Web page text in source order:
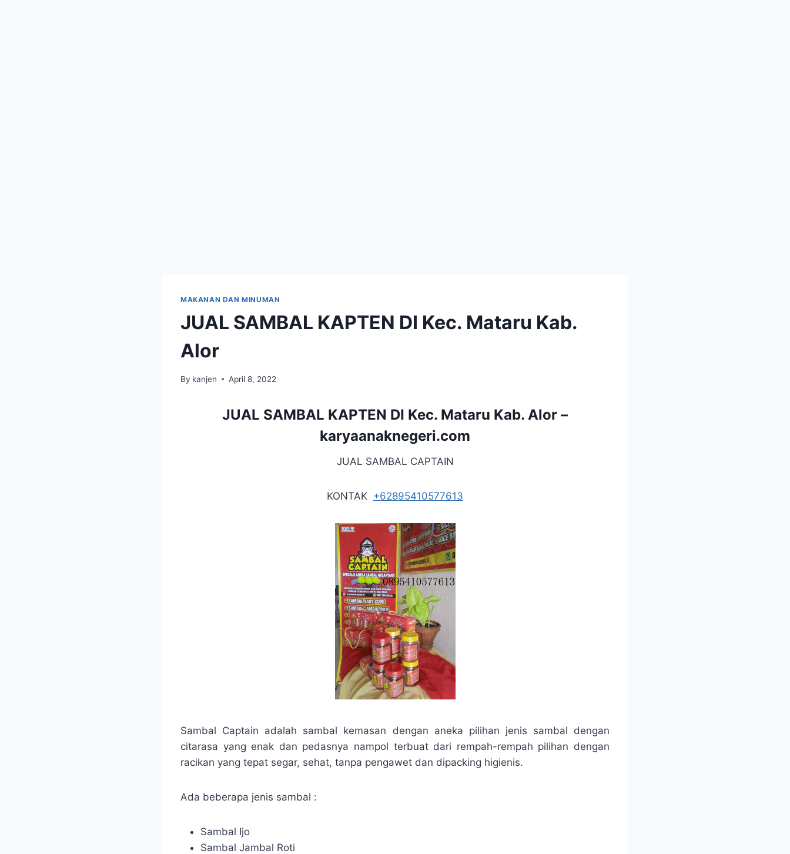
MAKANAN DAN MINUMAN
JUAL SAMBAL KAPTEN DI Kec. Mataru Kab.
Alor
By kanjen April 8, 2022
JUAL SAMBAL KAPTEN DI Kec. Mataru Kab. Alor –
karyaanaknegeri.com
JUAL SAMBAL CAPTAIN
KONTAK +62895410577613
Sambal Captain adalah sambal kemasan dengan aneka pilihan jenis sambal dengan
citarasa yang enak dan pedasnya nampol terbuat dari rempah-rempah pilihan dengan
racikan yang tepat segar, sehat, tanpa pengawet dan dipacking higienis.
Ada beberapa jenis sambal :
Sambal Ijo
Sambal Jambal Roti